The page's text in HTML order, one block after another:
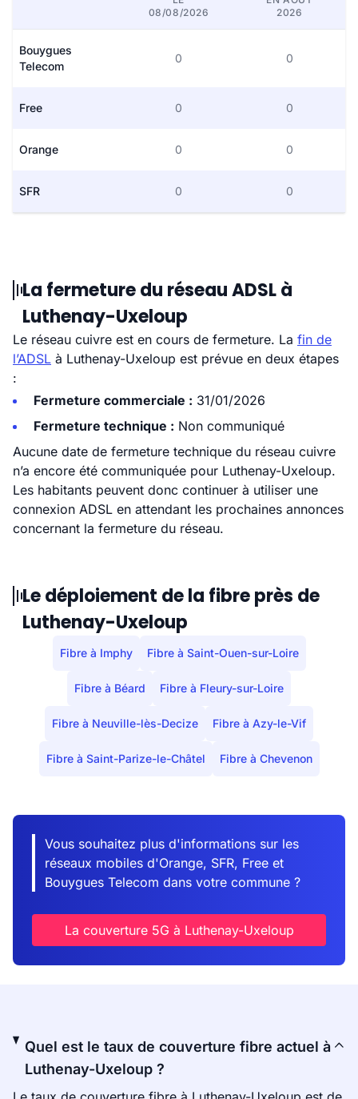
08/08/2026
2026
Bouygues
Telecom
0 0
Free 0 0
Orange 0 0
SFR 0 0
La fermeture du réseau ADSL à
Luthenay-Uxeloup
Le réseau cuivre est en cours de fermeture. La fin de
l’ADSL à Luthenay-Uxeloup est prévue en deux étapes
:
Fermeture commerciale : 31/01/2026
Fermeture technique : Non communiqué
Aucune date de fermeture technique du réseau cuivre
n’a encore été communiquée pour Luthenay-Uxeloup.
Les habitants peuvent donc continuer à utiliser une
connexion ADSL en attendant les prochaines annonces
concernant la fermeture du réseau.
Le déploiement de la fibre près de
Luthenay-Uxeloup
Fibre à Imphy Fibre à Saint-Ouen-sur-Loire
Fibre à Béard Fibre à Fleury-sur-Loire
Fibre à Neuville-lès-Decize Fibre à Azy-le-Vif
Fibre à Saint-Parize-le-Châtel Fibre à Chevenon
Vous souhaitez plus d'informations sur les
réseaux mobiles d'Orange, SFR, Free et
Bouygues Telecom dans votre commune ?
La couverture 5G à Luthenay-Uxeloup
Quel est le taux de couverture fibre actuel à
Luthenay-Uxeloup ?